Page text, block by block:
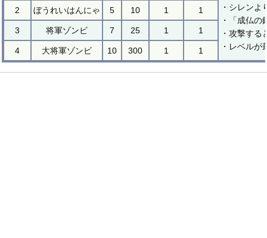
・シレンよ
・「成仏
・攻撃する
・レベルが
2 ぼうれいはんにゃ 5 10 1 1
3 将軍ゾンビ 7 25 1 1
4 大将軍ゾンビ 10 300 1 1